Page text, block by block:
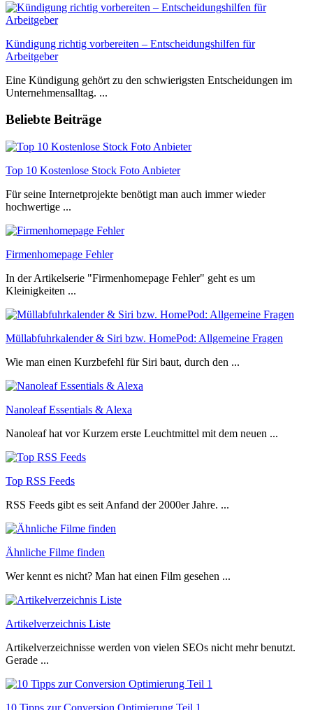
Kündigung richtig vorbereiten – Entscheidungshilfen für
Arbeitgeber
Eine Kündigung gehört zu den schwierigsten Entscheidungen im
Unternehmensalltag. ...
Beliebte Beiträge
Top 10 Kostenlose Stock Foto Anbieter
Für seine Internetprojekte benötigt man auch immer wieder
hochwertige ...
Firmenhomepage Fehler
In der Artikelserie "Firmenhomepage Fehler" geht es um
Kleinigkeiten ...
Müllabfuhrkalender & Siri bzw. HomePod: Allgemeine Fragen
Wie man einen Kurzbefehl für Siri baut, durch den ...
Nanoleaf Essentials & Alexa
Nanoleaf hat vor Kurzem erste Leuchtmittel mit dem neuen ...
Top RSS Feeds
RSS Feeds gibt es seit Anfand der 2000er Jahre. ...
Ähnliche Filme finden
Wer kennt es nicht? Man hat einen Film gesehen ...
Artikelverzeichnis Liste
Artikelverzeichnisse werden von vielen SEOs nicht mehr benutzt.
Gerade ...